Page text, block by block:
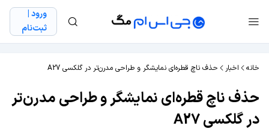
ورود |
ثبت‌نام
خانه اخبار حذف ناچ قطره‌ای نمایشگر و طراحی مدرن‌تر در گلکسی A27
حذف ناچ قطره‌ای نمایشگر و طراحی مدرن‌تر
در گلکسی A27